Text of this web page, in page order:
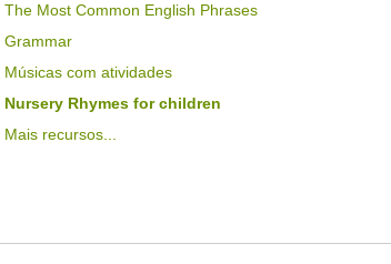
The Most Common English Phrases
Grammar
Músicas com atividades
Nursery Rhymes for children
Mais recursos...